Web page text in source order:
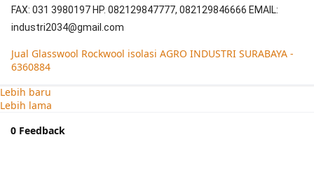
FAX: 031 3980197 HP. 082129847777, 082129846666 EMAIL:
industri2034@gmail.com
Jual Glasswool Rockwool isolasi AGRO INDUSTRI SURABAYA -
6360884
Lebih baru
Lebih lama
0 Feedback